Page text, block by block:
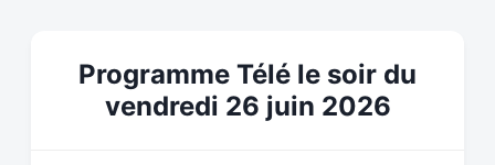
Programme Télé le soir du
vendredi 26 juin 2026